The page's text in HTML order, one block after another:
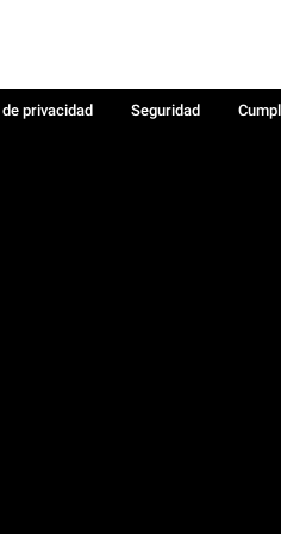
privacidad Seguridad